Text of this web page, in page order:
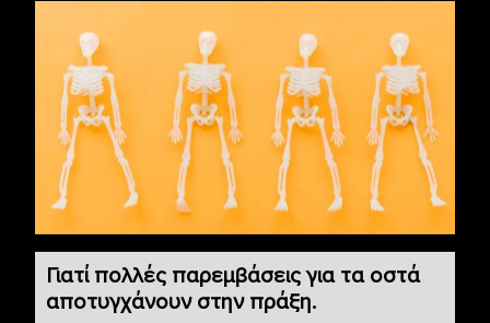
Γιατί πολλές παρεμβάσεις για τα οστά
αποτυγχάνουν στην πράξη.